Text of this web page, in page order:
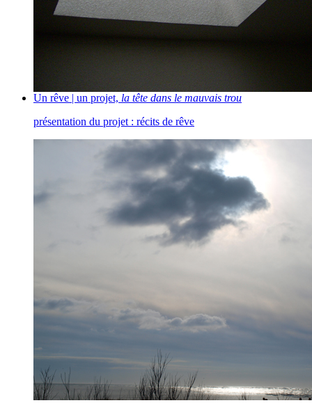
Un rêve | un projet, la tête dans le mauvais trou
présentation du projet : récits de rêve